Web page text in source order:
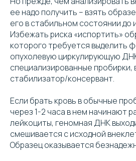
ее надо получить – взять
его в стабильном состоянии до
Избежать риска «испортить»
которого требуется выделить
опухолевую циркулирующую
специализированные пробирки,
стабилизатор/консервант.
Если брать кровь в обычные
через 1-2 часа в нем начинают
лейкоциты, геномная ДНК
смешивается с исходной
Образец оказывается